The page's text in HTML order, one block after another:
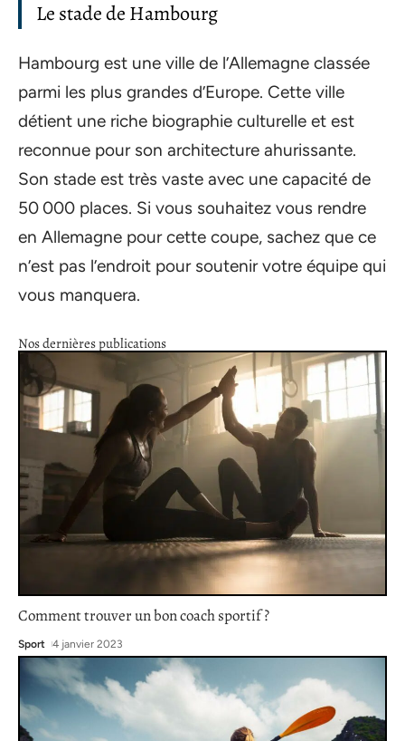
Le stade de Hambourg
Hambourg est une ville de l’Allemagne classée
parmi les plus grandes d’Europe. Cette ville
détient une riche biographie culturelle et est
reconnue pour son architecture ahurissante.
Son stade est très vaste avec une capacité de
50 000 places. Si vous souhaitez vous rendre
en Allemagne pour cette coupe, sachez que ce
n’est pas l’endroit pour soutenir votre équipe qui
vous manquera.
Nos dernières publications
Comment trouver un bon coach sportif ?
Sport 4 janvier 2023